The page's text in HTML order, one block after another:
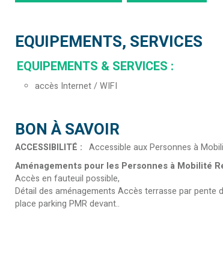
EQUIPEMENTS, SERVICES
EQUIPEMENTS & SERVICES :
accès Internet / WIFI
BON À SAVOIR
ACCESSIBILITÉ : Accessible aux Personnes à
Aménagements pour les Personnes à Mobilité
Accès en fauteuil possible
Détail des aménagements Accès terrasse par pente
place parking PMR devant.